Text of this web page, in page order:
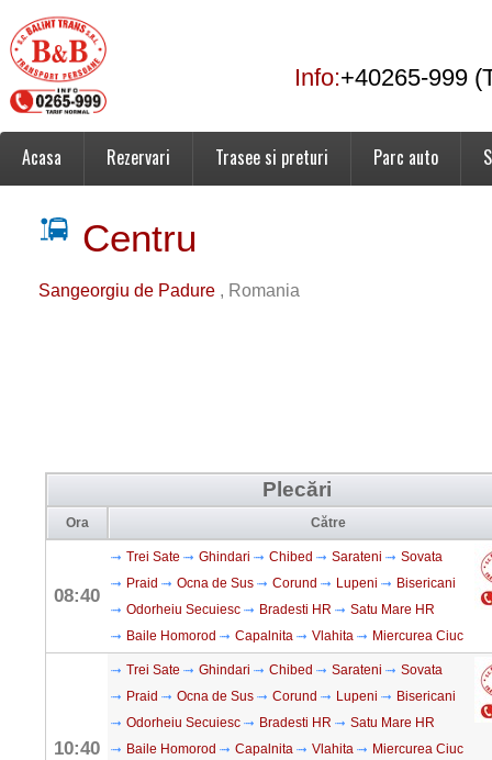
Info:+40265-999
Acasa Rezervari Trasee si preturi Parc auto
Centru
Sangeorgiu de Padure , Romania
Plecări
Ora Către
08:40
Trei Sate Ghindari Chibed Sarateni
Sovata
Praid
Ocna de Sus Corund Lupeni
Bisericani
Odorheiu Secuiesc
Bradesti HR
Satu Mare HR
Baile Homorod
Capalnita Vlahita Miercurea Ciuc
10:40
Trei Sate Ghindari Chibed Sarateni
Sovata
Praid
Ocna de Sus Corund Lupeni
Bisericani
Odorheiu Secuiesc
Bradesti HR
Satu Mare HR
Baile Homorod
Capalnita Vlahita
Miercurea Ciuc